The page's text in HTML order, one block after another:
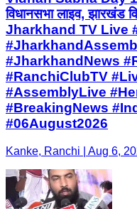
विधानसभा लाइव, झारखंड
Jharkhand TV Live
#JharkhandNews
#RanchiClubTV
#AssemblyLive
#BreakingNews
#06August2026
Kanke, Ranchi | Aug 6,